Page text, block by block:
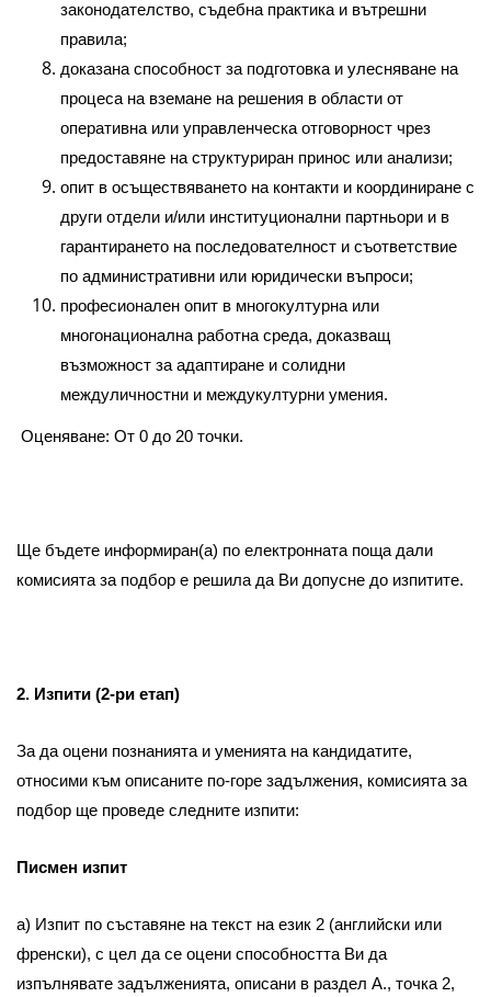
законодателство, съдебна практика и вътрешни
правила;
доказана способност за подготовка и улесняване на
процеса на вземане на решения в области от
оперативна или управленческа отговорност чрез
предоставяне на структуриран принос или анализи;
опит в осъществяването на контакти и координиране с
други отдели и/или институционални партньори и в
гарантирането на последователност и съответствие
по административни или юридически въпроси;
професионален опит в многокултурна или
многонационална работна среда, доказващ
възможност за адаптиране и солидни
междуличностни и междукултурни умения.
Оценяване: От 0 до 20 точки.
Ще бъдете информиран(а) по електронната поща дали
комисията за подбор е решила да Ви допусне до изпитите.
2. Изпити (2-ри етап)
За да оцени познанията и уменията на кандидатите,
относими към описаните по-горе задължения, комисията за
подбор ще проведе следните изпити:
Писмен изпит
а) Изпит по съставяне на текст на език 2 (английски или
френски), с цел да се оцени способността Ви да
изпълнявате задълженията, описани в раздел А., точка 2,